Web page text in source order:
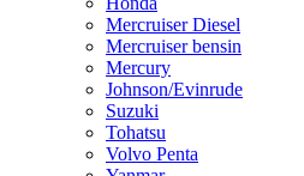
Mercruiser Diesel
Mercruiser bensin
Mercury
Johnson/Evinrude
Suzuki
Tohatsu
Volvo Penta